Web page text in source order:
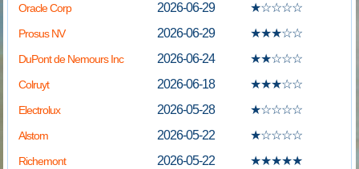
Oracle Corp 2026-06-29 ★☆☆☆☆
Prosus NV 2026-06-29 ★★★☆☆
DuPont de Nemours Inc 2026-06-24 ★★☆☆☆
Colruyt 2026-06-18 ★★★☆☆
Electrolux 2026-05-28 ★☆☆☆☆
Alstom 2026-05-22 ★☆☆☆☆
Richemont 2026-05-22 ★★★★★